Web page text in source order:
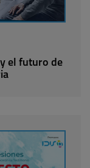
el futuro de